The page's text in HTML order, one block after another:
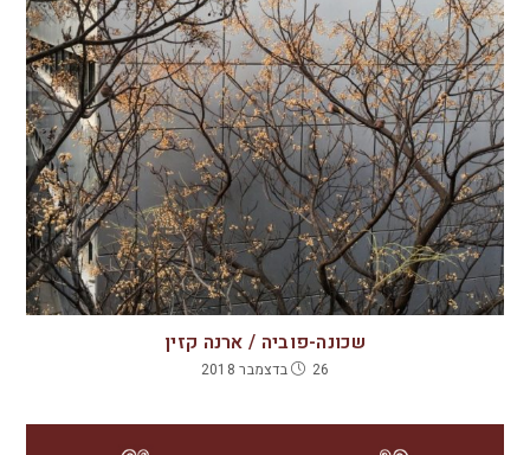
שכונה-פוביה / ארנה קזין
26 בדצמבר 2018